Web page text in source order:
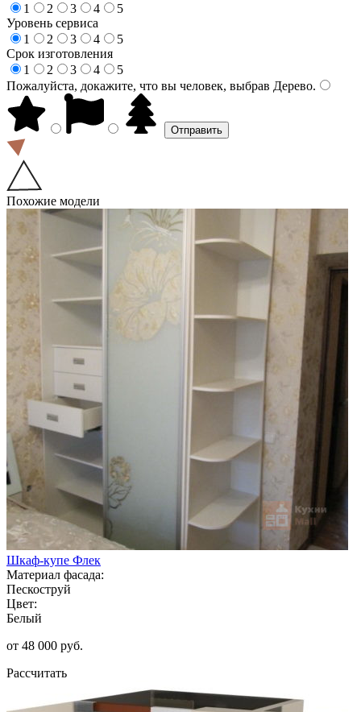
1
2 3 4
5
Уровень сервиса
1
2 3 4
5
Срок изготовления
1
2 3 4
5
Пожалуйста, докажите, что вы человек, выбрав Дерево.
Похожие модели
Шкаф-купе Флек
Материал фасада:
Пескоструй
Цвет:
Белый
от 48 000 руб.
Рассчитать